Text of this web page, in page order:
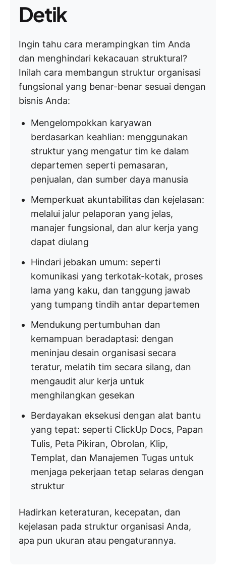
Detik
Ingin tahu cara merampingkan tim Anda
dan menghindari kekacauan struktural?
Inilah cara membangun struktur organisasi
fungsional yang benar-benar sesuai dengan
bisnis Anda:
Mengelompokkan karyawan
berdasarkan keahlian: menggunakan
struktur yang mengatur tim ke dalam
departemen seperti pemasaran,
penjualan, dan sumber daya manusia
Memperkuat akuntabilitas dan kejelasan:
melalui jalur pelaporan yang jelas,
manajer fungsional, dan alur kerja yang
dapat diulang
Hindari jebakan umum: seperti
komunikasi yang terkotak-kotak, proses
lama yang kaku, dan tanggung jawab
yang tumpang tindih antar departemen
Mendukung pertumbuhan dan
kemampuan beradaptasi: dengan
meninjau desain organisasi secara
teratur, melatih tim secara silang, dan
mengaudit alur kerja untuk
menghilangkan gesekan
Berdayakan eksekusi dengan alat bantu
yang tepat: seperti ClickUp Docs, Papan
Tulis, Peta Pikiran, Obrolan, Klip,
Templat, dan Manajemen Tugas untuk
menjaga pekerjaan tetap selaras dengan
struktur
Hadirkan keteraturan, kecepatan, dan
kejelasan pada struktur organisasi Anda,
apa pun ukuran atau pengaturannya.